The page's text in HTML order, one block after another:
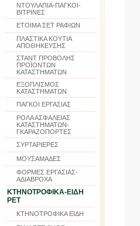
ΝΤΟΥΛΑΠΙΑ-ΠΑΓΚΟΙ-
ΒΙΤΡΙΝΕΣ
ΕΤΟΙΜΑ ΣΕΤ ΡΑΦΙΩΝ
ΠΛΑΣΤΙΚΑ ΚΟΥΤΙΑ
ΑΠΟΘΗΚΕΥΣΗΣ
ΣΤΑΝΤ ΠΡΟΒΟΛΗΣ
ΠΡΟΪΟΝΤΩΝ
ΚΑΤΑΣΤΗΜΑΤΩΝ
ΕΞΟΠΛΙΣΜΟΣ
ΚΑΤΑΣΤΗΜΑΤΩΝ
ΠΑΓΚΟΙ ΕΡΓΑΣΙΑΣ
ΡΟΛΑ ΑΣΦΑΛΕΙΑΣ
ΚΑΤΑΣΤΗΜΑΤΩΝ-
ΓΚΑΡΑΖΟΠΟΡΤΕΣ
ΣΥΡΤΑΡΙΕΡΕΣ
ΜΟΥΣΑΜΑΔΕΣ
ΦΟΡΜΕΣ ΕΡΓΑΣΙΑΣ-
ΑΔΙΑΒΡΟΧΑ
ΚΤΗΝΟΤΡΟΦΙΚΑ-ΕΙΔΗ
PET
ΚΤΗΝΟΤΡΟΦΙΚΑ ΕΙΔΗ